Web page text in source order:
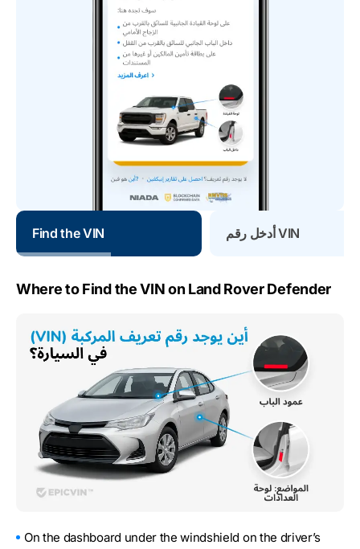
Find the VIN أدخل رقم VIN
Where to Find the VIN on Land Rover Defender
On the dashboard under the windshield on the driver’s